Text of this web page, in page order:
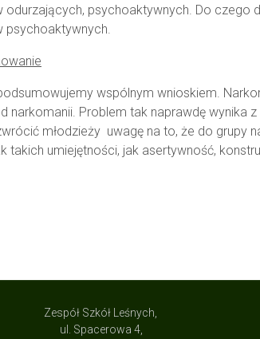
odurzających, psychoaktywnych. Do czego
psychoaktywnych.
wspólnym wnioskiem.
narkomanii. Problem tak naprawdę wynika
młodzieży uwagę na to, że do grupy
takich umiejętności, jak asertywność,
Zespół Szkół Leśnych,
ul. Spacerowa 4,